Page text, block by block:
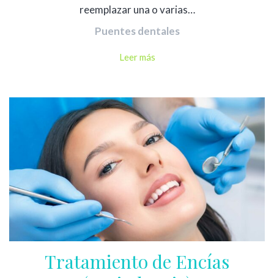
reemplazar una o varias…
Puentes dentales
Leer más
Tratamiento de Encías